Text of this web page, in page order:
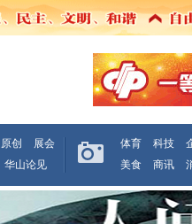
原创
展会
华山论见
体育 科技
美食
商讯